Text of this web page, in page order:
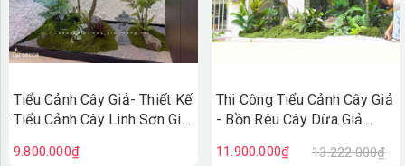
Tiểu Cảnh Cây Giả- Thiết Kế
Tiểu Cảnh Cây Linh Sơn Giả
Xanh - RC143
9.800.000₫
Thi Công Tiểu Cảnh Cây Giả
- Bồn Rêu Cây Dừa Giả
Cafe
11.900.000₫ 13.222.000₫